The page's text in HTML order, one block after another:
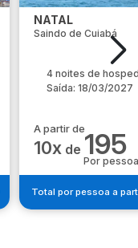
NATAL
Saindo de Cuiabá
4 noites de
Saída: 18/03/2027
A partir de
10x de 195
Por pessoa
Total por pessoa a